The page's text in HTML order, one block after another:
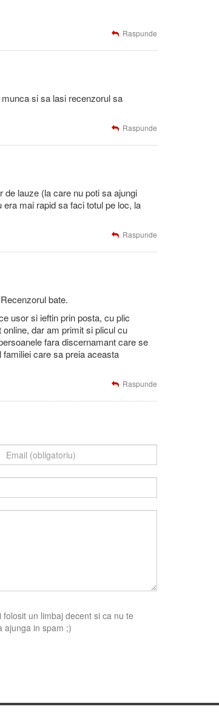
Raspunde
si sa lasi recenzorul sa
Raspunde
lauze (la care nu poti sa ajungi
mai rapid sa faci totul pe loc, la
Raspunde
bate.
usor si ieftin prin posta, cu plic
dar am primit si plicul cu
fara discernamant care se
care sa preia aceasta
Raspunde
un limbaj decent si ca nu te
ajunga in spam ;)